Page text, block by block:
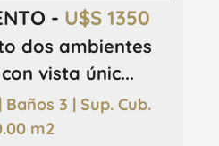
- U$S 1350
dos ambientes
vista únic...
Baños 3 | Sup. Cub.
m2